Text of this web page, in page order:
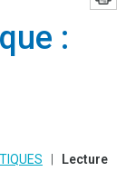
:
Lecture